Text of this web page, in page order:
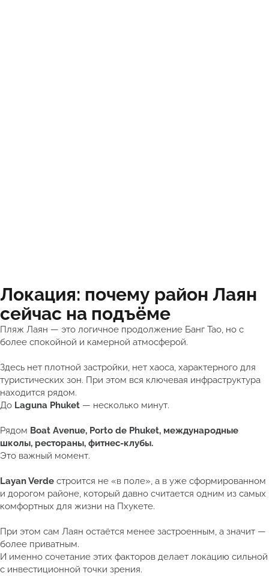
Локация: почему район Лаян
сейчас на подъёме
Пляж Лаян — это логичное продолжение Банг Тао, но с
более спокойной и камерной атмосферой.
Здесь нет плотной застройки, нет хаоса, характерного для
туристических зон. При этом вся ключевая инфраструктура
находится рядом.
До Laguna Phuket — несколько минут.
Рядом Boat Avenue, Porto de Phuket, международные
школы, рестораны, фитнес-клубы.
Это важный момент.
Layan Verde строится не «в поле», а в уже сформированном
и дорогом районе, который давно считается одним из самых
комфортных для жизни на Пхукете.
При этом сам Лаян остаётся менее застроенным, а значит —
более приватным.
И именно сочетание этих факторов делает локацию сильной
с инвестиционной точки зрения.